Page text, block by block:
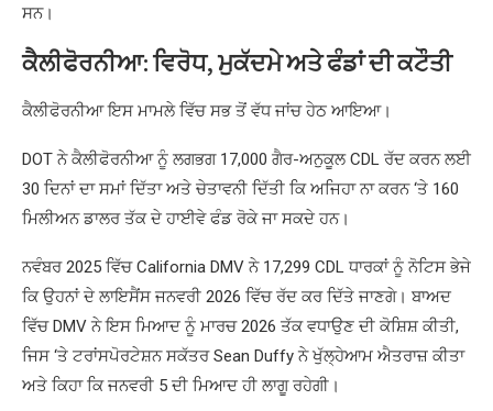
ਸਨ।
ਕੈਲੀਫੋਰਨੀਆ: ਵਿਰੋਧ, ਮੁਕੱਦਮੇ ਅਤੇ ਫੰਡਾਂ ਦੀ ਕਟੌਤੀ
ਕੈਲੀਫੋਰਨੀਆ ਇਸ ਮਾਮਲੇ ਵਿੱਚ ਸਭ ਤੋਂ ਵੱਧ ਜਾਂਚ ਹੇਠ ਆਇਆ।
DOT ਨੇ ਕੈਲੀਫੋਰਨੀਆ ਨੂੰ ਲਗਭਗ 17,000 ਗੈਰ-ਅਨੁਕੂਲ CDL ਰੱਦ ਕਰਨ ਲਈ
30 ਦਿਨਾਂ ਦਾ ਸਮਾਂ ਦਿੱਤਾ ਅਤੇ ਚੇਤਾਵਨੀ ਦਿੱਤੀ ਕਿ ਅਜਿਹਾ ਨਾ ਕਰਨ ‘ਤੇ 160
ਮਿਲੀਅਨ ਡਾਲਰ ਤੱਕ ਦੇ ਹਾਈਵੇ ਫੰਡ ਰੋਕੇ ਜਾ ਸਕਦੇ ਹਨ।
ਨਵੰਬਰ 2025 ਵਿੱਚ California DMV ਨੇ 17,299 CDL ਧਾਰਕਾਂ ਨੂੰ ਨੋਟਿਸ ਭੇਜੇ
ਕਿ ਉਹਨਾਂ ਦੇ ਲਾਇਸੈਂਸ ਜਨਵਰੀ 2026 ਵਿੱਚ ਰੱਦ ਕਰ ਦਿੱਤੇ ਜਾਣਗੇ। ਬਾਅਦ
ਵਿੱਚ DMV ਨੇ ਇਸ ਮਿਆਦ ਨੂੰ ਮਾਰਚ 2026 ਤੱਕ ਵਧਾਉਣ ਦੀ ਕੋਸ਼ਿਸ਼ ਕੀਤੀ,
ਜਿਸ ‘ਤੇ ਟਰਾਂਸਪੋਰਟੇਸ਼ਨ ਸਕੱਤਰ Sean Duffy ਨੇ ਖੁੱਲ੍ਹੇਆਮ ਐਤਰਾਜ਼ ਕੀਤਾ
ਅਤੇ ਕਿਹਾ ਕਿ ਜਨਵਰੀ 5 ਦੀ ਮਿਆਦ ਹੀ ਲਾਗੂ ਰਹੇਗੀ।